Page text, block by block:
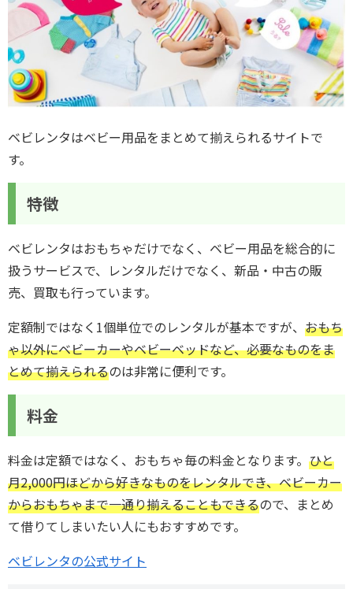
ベビレンタはベビー用品をまとめて揃えられるサイトで
す。
特徴
ベビレンタはおもちゃだけでなく、ベビー用品を総合的に
扱うサービスで、レンタルだけでなく、新品・中古の販
売、買取も行っています。
定額制ではなく1個単位でのレンタルが基本ですが、 おもち
ゃ以外にベビーカーやベビーベッドなど、必要なものをま
とめて揃えられるのは非常に便利です。
料金
料金は定額ではなく、おもちゃ毎の料金となります。 ひと
月2,000円ほどから好きなものをレンタルでき、ベビーカー
からおもちゃまで一通り揃えることもできるので、まとめ
て借りてしまいたい人にもおすすめです。
ベビレンタの公式サイト